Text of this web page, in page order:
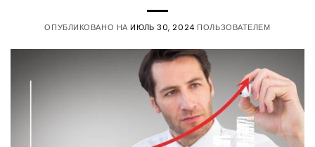
ОПУБЛИКОВАНО НАИЮЛЬ 30, 2024 ПОЛЬЗОВАТЕЛЕМ